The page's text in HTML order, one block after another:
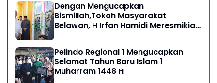
Dengan Mengucapkan
Bismillah,Tokoh Masyarakat
Belawan, H Irfan Hamidi Meresmikian
Pelindo Regional 1 Mengucapkan
Selamat Tahun Baru Islam 1
Muharram 1448 H